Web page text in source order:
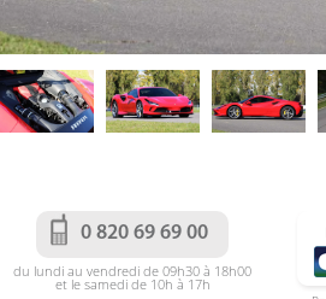
0 820 69 69 00
du lundi au vendredi de 09h30 à 18h00
et le samedi de 10h à 17h